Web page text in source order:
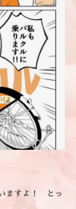
ますよ！ とっ